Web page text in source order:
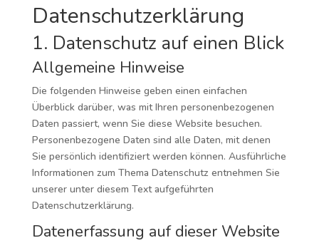
Datenschutz­erklärung
1. Datenschutz auf einen Blick
Allgemeine Hinweise
Die folgenden Hinweise geben einen einfachen
Überblick darüber, was mit Ihren personenbezogenen
Daten passiert, wenn Sie diese Website besuchen.
Personenbezogene Daten sind alle Daten, mit denen
Sie persönlich identifiziert werden können. Ausführliche
Informationen zum Thema Datenschutz entnehmen Sie
unserer unter diesem Text aufgeführten
Datenschutzerklärung.
Datenerfassung auf dieser Website